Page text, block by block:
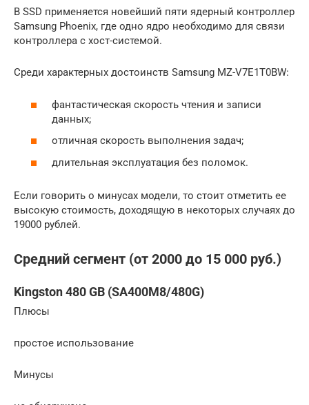
В SSD применяется новейший пяти ядерный контроллер
Samsung Phoenix, где одно ядро необходимо для связи
контроллера с хост-системой.
Среди характерных достоинств Samsung MZ-V7E1T0BW:
фантастическая скорость чтения и записи
данных;
отличная скорость выполнения задач;
длительная эксплуатация без поломок.
Если говорить о минусах модели, то стоит отметить ее
высокую стоимость, доходящую в некоторых случаях до
19000 рублей.
Средний сегмент (от 2000 до 15 000 руб.)
Kingston 480 GB (SA400M8/480G)
Плюсы
простое использование
Минусы